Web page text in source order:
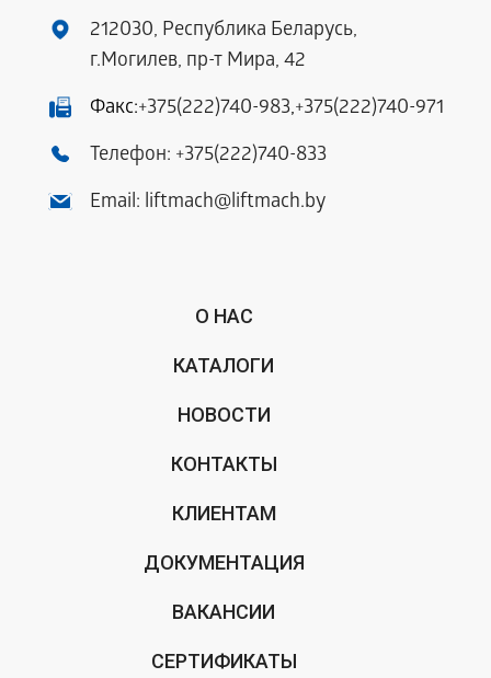
212030, Республика Беларусь,
г.Могилев, пр-т Мира, 42
Факс:+375(222)740-983,+375(222)740-971
Телефон: +375(222)740-833
Email: liftmach@liftmach.by
О НАС
КАТАЛОГИ
НОВОСТИ
КОНТАКТЫ
КЛИЕНТАМ
ДОКУМЕНТАЦИЯ
ВАКАНСИИ
СЕРТИФИКАТЫ